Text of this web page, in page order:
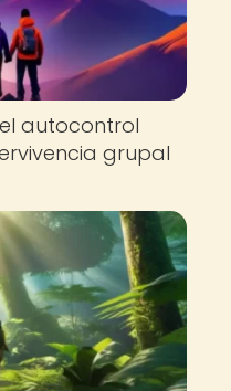
autocontrol
grupal